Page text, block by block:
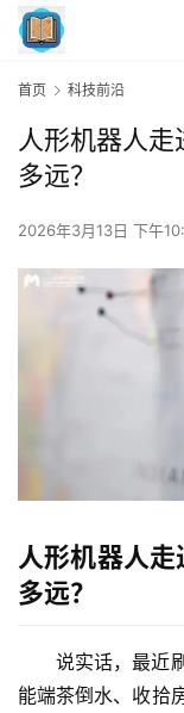
首页 科技前沿
人形机器人走
多远？
2026年3月13日 下午
人形机器人走
多远？
说实话，最近
能端茶倒水、收拾